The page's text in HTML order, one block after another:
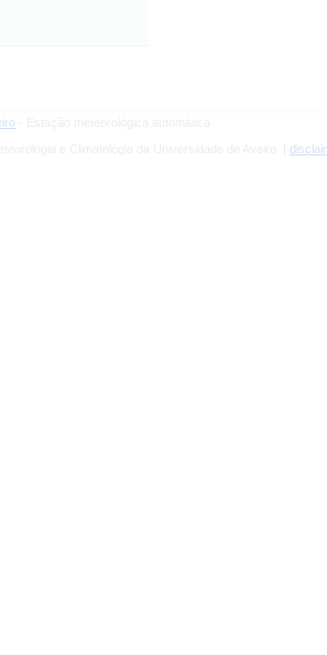
- Estação meteorológica automática
e Climatologia da Universidade de Aveiro |